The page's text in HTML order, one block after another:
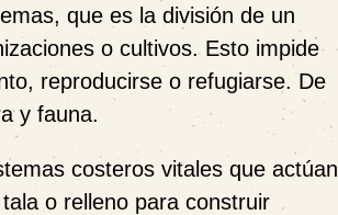
, que es la división de un
o cultivos. Esto impide
reproducirse o refugiarse. De
y fauna.
costeros vitales que actúan
o relleno para construir